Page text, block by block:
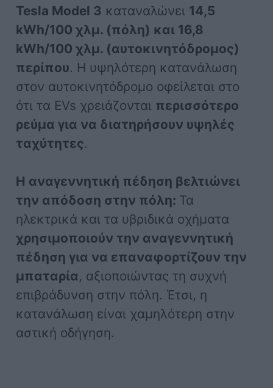
Tesla Model 3 καταναλώνει 14,5
kWh/100 χλμ. (πόλη) και 16,8
kWh/100 χλμ. (αυτοκινητόδρομος)
περίπου. Η υψηλότερη κατανάλωση
στον αυτοκινητόδρομο οφείλεται στο
ότι τα EVs χρειάζονται περισσότερο
ρεύμα για να διατηρήσουν υψηλές
ταχύτητες.
Η αναγεννητική πέδηση βελτιώνει
την απόδοση στην πόλη: Τα
ηλεκτρικά και τα υβριδικά οχήματα
χρησιμοποιούν την αναγεννητική
πέδηση για να επαναφορτίζουν την
μπαταρία, αξιοποιώντας τη συχνή
επιβράδυνση στην πόλη. Έτσι, η
κατανάλωση είναι χαμηλότερη στην
αστική οδήγηση.